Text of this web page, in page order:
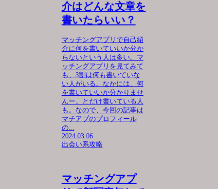
介はどんな文章を
書いたらいい？
マッチングアプリで自己紹
介に何を書いていいか分か
らないという人は多い。マ
ッチングアプリを見てみて
も、3割は何も書いていな
い人がいる。なかには、何
を書いていいか分かりませ
んー。とだけ書いている人
も。なので、今回の記事は
マチアプのプロフィール
の...
2024.03.06
出会い系攻略
マッチングアプ